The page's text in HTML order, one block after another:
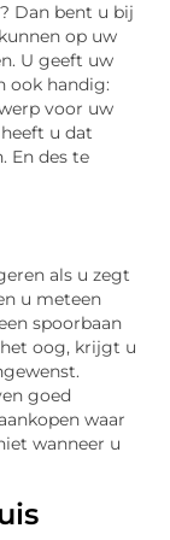
Dan bent u bij
op uw
U geeft uw
ook handig:
voor uw
u dat
En des te
als u zegt
u meteen
spoorbaan
oog, krijgt u
goed
waar
wanneer u